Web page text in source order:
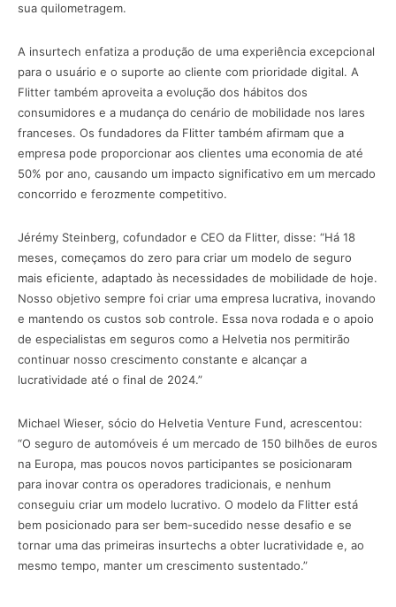
sua quilometragem.
A insurtech enfatiza a produção de uma experiência excepcional
para o usuário e o suporte ao cliente com prioridade digital. A
Flitter também aproveita a evolução dos hábitos dos
consumidores e a mudança do cenário de mobilidade nos lares
franceses. Os fundadores da Flitter também afirmam que a
empresa pode proporcionar aos clientes uma economia de até
50% por ano, causando um impacto significativo em um mercado
concorrido e ferozmente competitivo.
Jérémy Steinberg, cofundador e CEO da Flitter, disse: “Há 18
meses, começamos do zero para criar um modelo de seguro
mais eficiente, adaptado às necessidades de mobilidade de hoje.
Nosso objetivo sempre foi criar uma empresa lucrativa, inovando
e mantendo os custos sob controle. Essa nova rodada e o apoio
de especialistas em seguros como a Helvetia nos permitirão
continuar nosso crescimento constante e alcançar a
lucratividade até o final de 2024.”
Michael Wieser, sócio do Helvetia Venture Fund, acrescentou:
“O seguro de automóveis é um mercado de 150 bilhões de euros
na Europa, mas poucos novos participantes se posicionaram
para inovar contra os operadores tradicionais, e nenhum
conseguiu criar um modelo lucrativo. O modelo da Flitter está
bem posicionado para ser bem-sucedido nesse desafio e se
tornar uma das primeiras insurtechs a obter lucratividade e, ao
mesmo tempo, manter um crescimento sustentado.”